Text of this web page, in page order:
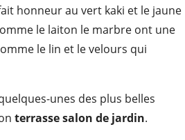
honneur au vert kaki et le jaune
le laiton le marbre ont une
le lin et le velours qui
unes des plus belles
terrasse salon de jardin.